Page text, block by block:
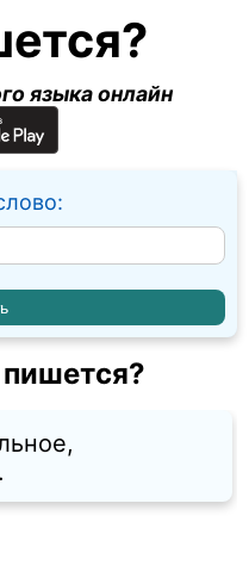
языка онлайн